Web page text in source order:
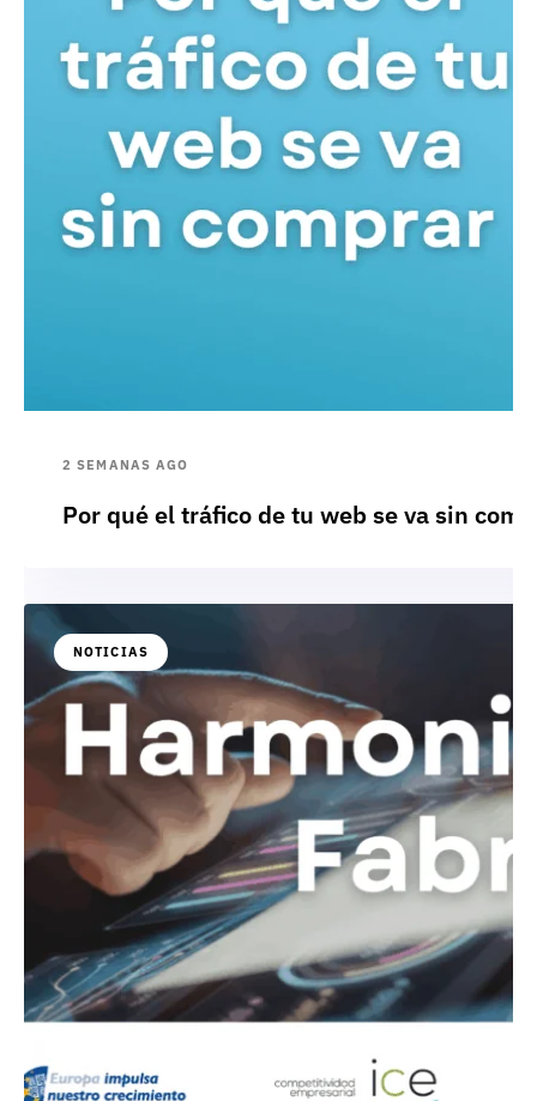
2 SEMANAS AGO
Por qué el tráfico de tu web se va sin
NOTICIAS